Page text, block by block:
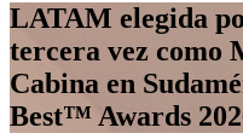
LATAM elegida
tercera vez como
Cabina en
Best™ Awards